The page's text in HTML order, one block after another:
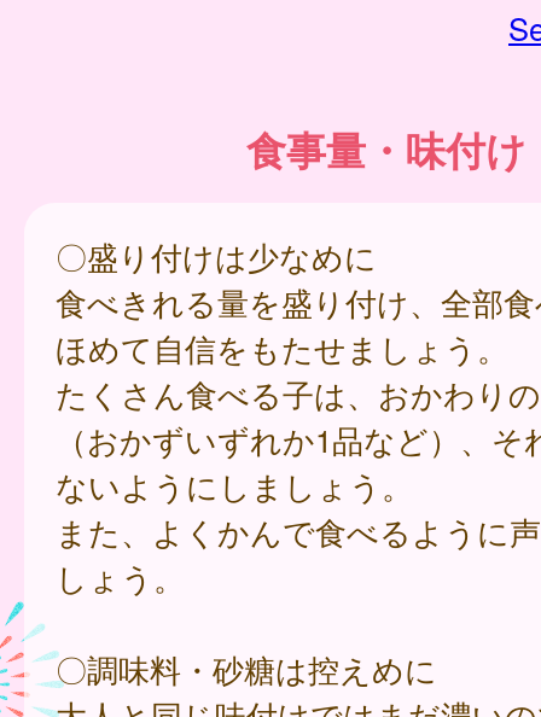
食事量・味付け
〇盛り付けは少なめに
食べきれる量を盛り付け、全部
ほめて自信をもたせましょう。
たくさん食べる子は、おかわり
（おかずいずれか1品など）、
ないようにしましょう。
また、よくかんで食べるように
しょう。
〇調味料・砂糖は控えめに